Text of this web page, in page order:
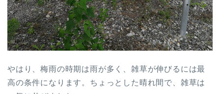
やはり、梅雨の時期は雨が多く、雑草が伸びるには最
高の条件になります。ちょっとした晴れ間で、雑草は